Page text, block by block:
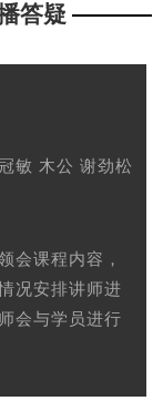
答疑
敏 木公 谢劲松
会课程内容，
况安排讲师进
会与学员进行